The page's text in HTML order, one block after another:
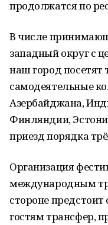
продолжатся по
В числе
западный округ с
наш город посетят
самодеятельные
Азербайджана,
Финляндии,
приезд порядка
Организация
международным
стороне
гостям трансфер,